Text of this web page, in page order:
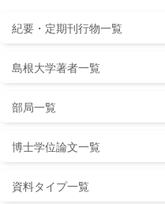
紀要・定期刊行物一覧
島根大学著者一覧
部局一覧
博士学位論文一覧
資料タイプ一覧